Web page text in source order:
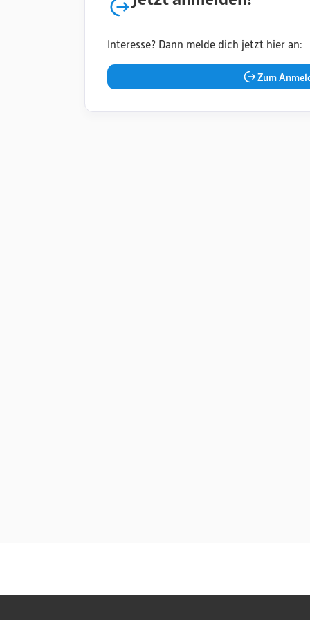
Interesse? Dann melde dich jetzt hier an:
Zum